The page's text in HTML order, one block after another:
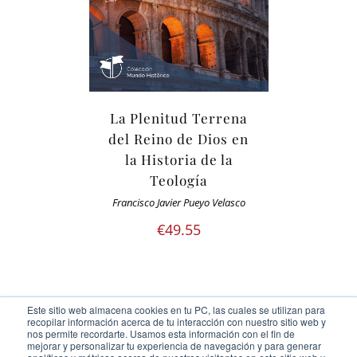
Este sitio web almacena cookies en tu PC, las cuales se utilizan para
recopilar información acerca de tu interacción con nuestro sitio web y
nos permite recordarte. Usamos esta información con el fin de
mejorar y personalizar tu experiencia de navegación y para generar
La Plenitud Terrena
del Reino de Dios en
la Historia de la
Teología
Francisco Javier Pueyo Velasco
€49.55